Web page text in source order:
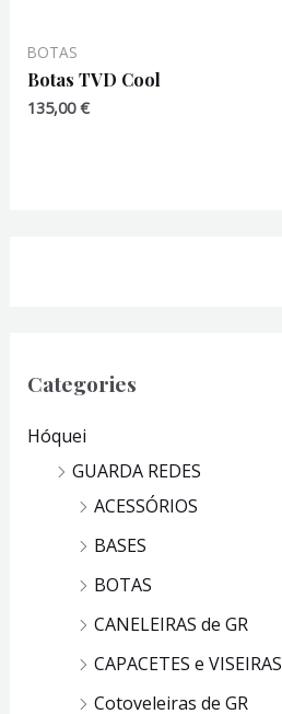
Categories
Hóquei
GUARDA REDES
ACESSÓRIOS
BASES
BOTAS
CANELEIRAS de GR
CAPACETES e VISEIRAS
Cotoveleiras de GR
BOTAS
Botas TVD Cool
135,00€